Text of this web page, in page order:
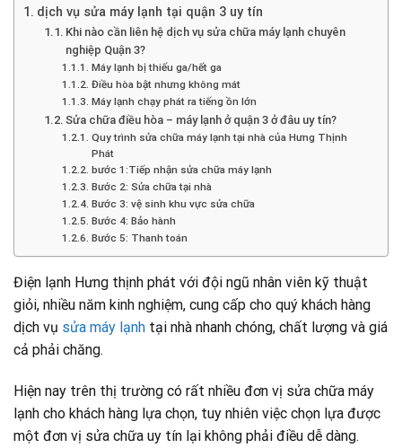
dịch vụ sửa máy lạnh tại quận 3 uy tín
Khi nào cần liên hệ dịch vụ sửa chữa máy lạnh chuyên
nghiệp Quận 3?
Máy lạnh bị thiếu ga/hết ga
Điều hòa bật nhưng không mát
Máy lạnh chạy phát ra tiếng ồn lớn
Sửa chữa điều hòa – máy lạnh ở quận 3 ở đâu uy tín?
Quy trình sửa chữa máy lạnh tại nhà của Hưng Thịnh
Phát
bước 1:Tiếp nhận sửa chữa máy lạnh
Bước 2: Sửa chữa tại nhà
Bước 3: vệ sinh khu vực sửa chữa
Bước 4: Bảo hành
Bước 5: Thanh toán
Điện lạnh Hưng thịnh phát với đội ngũ nhân viên kỹ thuật
giỏi, nhiều năm kinh nghiệm, cung cấp cho quý khách hàng
dịch vụ sửa máy lạnh tại nhà nhanh chóng, chất lượng và giá
cả phải chăng.
Hiện nay trên thị trường có rất nhiều đơn vị sửa chữa máy
lạnh cho khách hàng lựa chọn, tuy nhiên việc chọn lựa được
một đơn vị sửa chữa uy tín lại không phải điều dễ dàng.